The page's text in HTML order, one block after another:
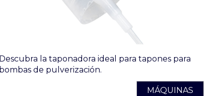
Descubra la taponadora ideal para tapones para
bombas de pulverización.
MÁQUINAS